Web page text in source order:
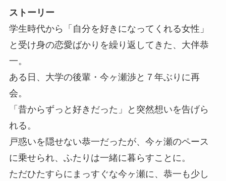
ストーリー
学生時代から「自分を好きになってくれる女性」
と受け身の恋愛ばかりを繰り返してきた、大伴恭
一。
ある日、大学の後輩・今ヶ瀬渉と７年ぶりに再
会。
「昔からずっと好きだった」と突然想いを告げら
れる。
戸惑いを隠せない恭一だったが、今ヶ瀬のペース
に乗せられ、ふたりは一緒に暮らすことに。
ただひたすらにまっすぐな今ヶ瀬に、恭一も少し